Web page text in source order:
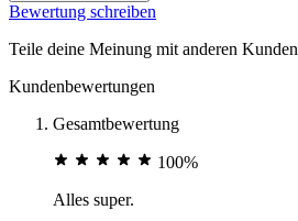
Bewertung schreiben
Teile deine Meinung mit anderen Kunden
Kundenbewertungen
Gesamtbewertung
100%
Alles super.